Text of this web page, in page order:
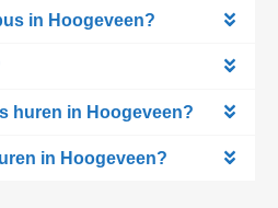
in Hoogeveen?
huren in Hoogeveen?
in Hoogeveen?